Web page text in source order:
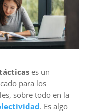
es un
para los
sobre todo en la
. Es algo